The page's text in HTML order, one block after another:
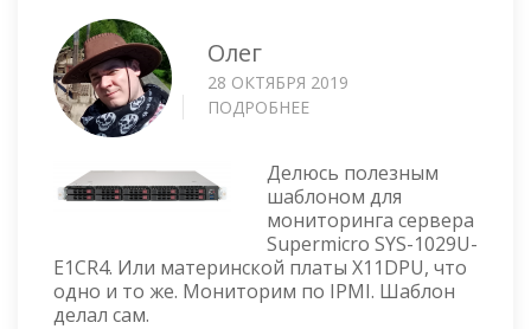
Олег
28 ОКТЯБРЯ 2019
ПОДРОБНЕЕ
ДЛЯ
МОНИТОРИНГА
СЕРВЕРА
SUPERMICRO
SYS-
1029U-
Делюсь полезным
шаблоном для
мониторинга сервера
Supermicro SYS-1029U-
E1CR4. Или материнской платы X11DPU, что
одно и то же. Мониторим по IPMI. Шаблон
делал сам.